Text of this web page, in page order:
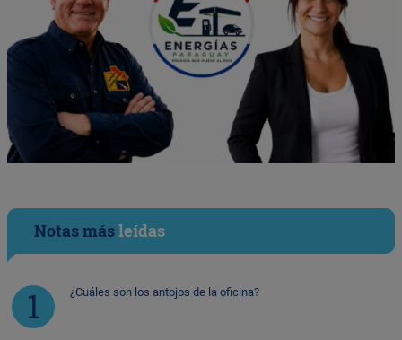
Notas másleídas
¿Cuáles son los antojos de la oficina?